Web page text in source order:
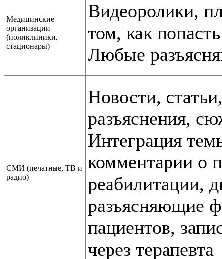
Медицинские
организации
(поликлиники,
стационары)
Видеоролики,
том, как
Любые
СМИ (печатные, ТВ и
радио)
Новости,
разъяснения,
Интеграция
комментарии о
реабилитации,
разъясняющие
пациентов,
через терапевта